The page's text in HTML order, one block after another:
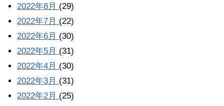
2022年8月 (29)
2022年7月 (22)
2022年6月 (30)
2022年5月 (31)
2022年4月 (30)
2022年3月 (31)
2022年2月 (25)